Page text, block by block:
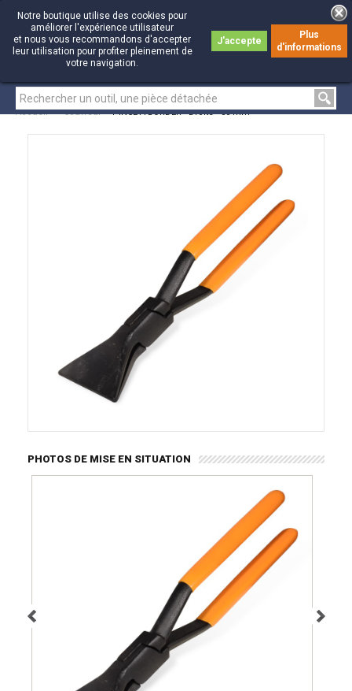
0
0
Notre boutique utilise des cookies pour
améliorer l'expérience utilisateur
et nous vous recommandons d'accepter
leur utilisation pour profiter pleinement de
votre navigation.
J'accepte
Plus
d'informations
Accueil > Couvreur > PINCE À BORDER - Droite - 80 mm
PHOTOS DE MISE EN SITUATION